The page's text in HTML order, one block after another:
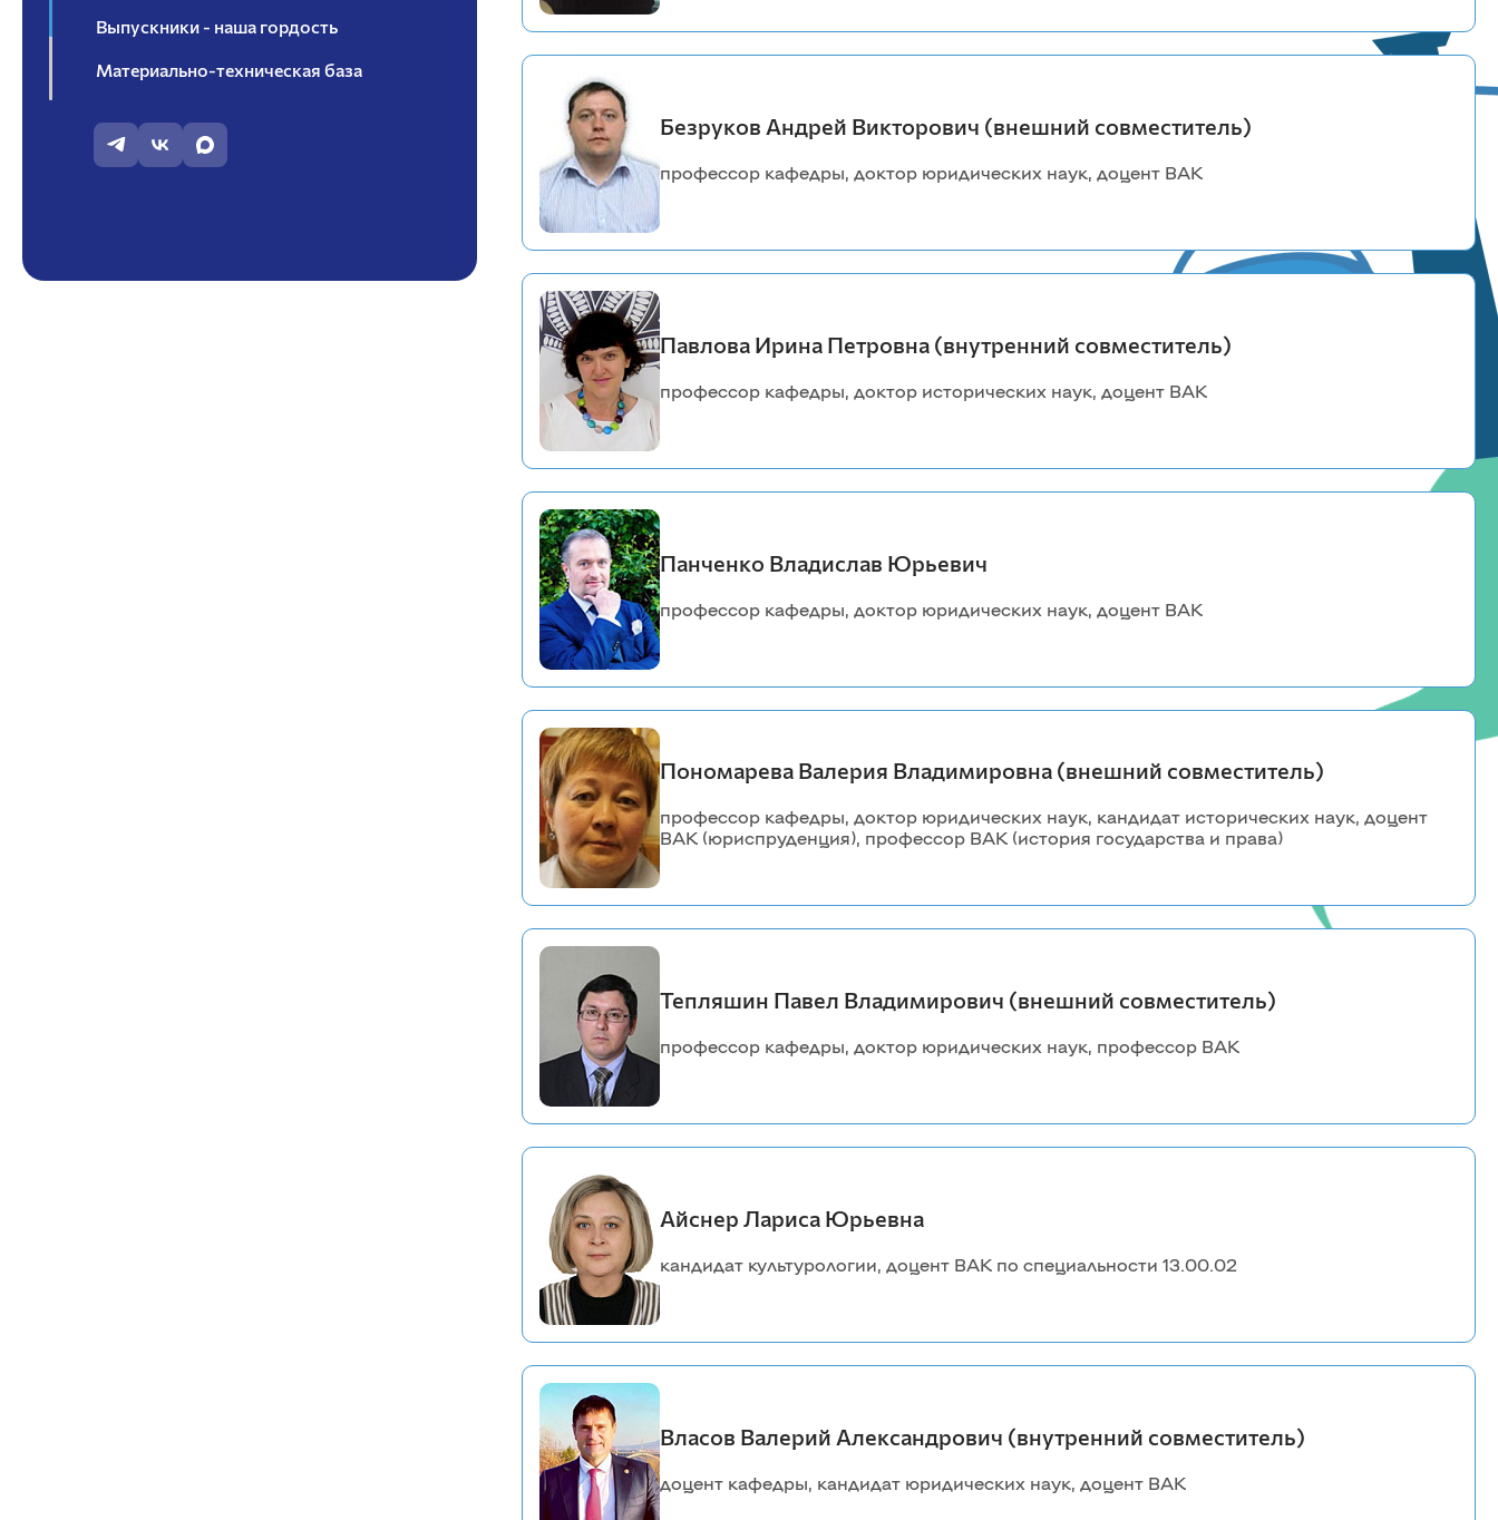
Зоотехнии и технологии переработки
продуктов животноводства
Разведение, генетика, биология и водные
биоресурсы
Внутренних незаразных болезней,
акушерства и физиологии
сельскохозяйственных животных
Эпизоотологии, микробиологии,
паразитологии и ветеринарно-санитарной
экспертизы
Экономики и управления АПК
Организация и экономика
сельскохозяйственного производства
Управление социально-экономическими
системами
Информационные технологии и
информационных систем
Бухгалтерский учет и статистика
Психология, педагогика и экология
человека
Инженерных систем и
энергетики
Физики и математики
Механизация и технический сервис в АПК
Общеинженерных дисциплин
Системоэнергетики
Теоретических основ электротехники
Тракторы и автомобили
Электроснабжения сельского хозяйства
Землеустройство и кадастры
Природообустройство
Теории и истории государства и права
Гражданского права и процесса
Уголовного права и криминологии
Земельного права и экологических
Истории и политологии
Ачинский филиал ФГБОУ ВО
Агроинженерии
среднего звена
Выпускники - наша гордость
Материально-техническая база
Помощь обучающемуся
Безруков Андрей Викторович (внешний совместитель)
профессор кафедры, доктор юридических наук, доцент ВАК
Павлова Ирина Петровна (внутренний совместитель)
профессор кафедры, доктор исторических наук, доцент ВАК
Панченко Владислав Юрьевич
профессор кафедры, доктор юридических наук, доцент ВАК
Пономарева Валерия Владимировна (внешний совместитель)
профессор кафедры, доктор юридических наук, кандидат исторических наук, доцент
ВАК (юриспруденция), профессор ВАК (история государства и права)
Тепляшин Павел Владимирович (внешний совместитель)
профессор кафедры, доктор юридических наук, профессор ВАК
Айснер Лариса Юрьевна
кандидат культурологии, доцент ВАК по специальности 13.00.02
Власов Валерий Александрович (внутренний совместитель)
доцент кафедры, кандидат юридических наук, доцент ВАК